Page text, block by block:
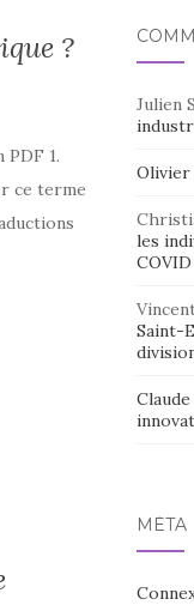
?
1.
ce terme
Julien
Olivier
les
COVID
Saint-
MÉTA